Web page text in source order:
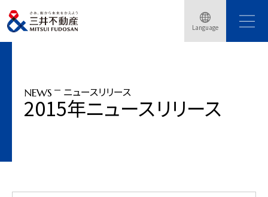
Language
トップページ ニュースリリース
「柏の葉スマートシティ」日本初、分散電源エネルギーの街区間電力相互融・・・
NEWS ニュースリリース
2015年ニュースリリース